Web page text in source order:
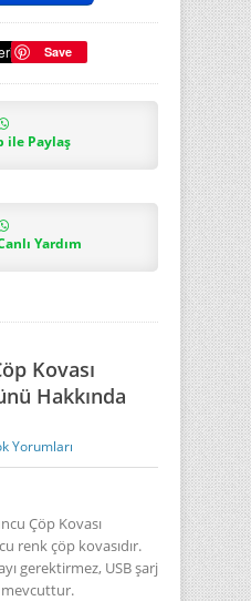
Save
ile Paylaş
Yardım
Kovası
Hakkında
Yorumları
Çöp Kovası
renk çöp kovasıdır.
gerektirmez, USB şarj